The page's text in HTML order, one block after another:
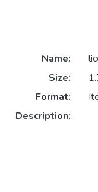
Name:
Size:
Format:
Description: